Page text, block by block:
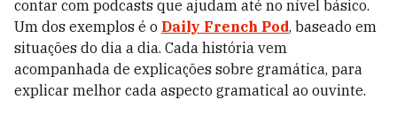
contar com podcasts que ajudam até no nível básico.
Um dos exemplos é o Daily French Pod, baseado em
situações do dia a dia. Cada história vem
acompanhada de explicações sobre gramática, para
explicar melhor cada aspecto gramatical ao ouvinte.